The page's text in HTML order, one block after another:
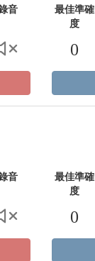
音
最佳準確
度
0
音
最佳準確
度
0